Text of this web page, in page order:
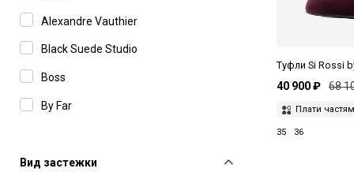
Alexandre Vauthier
Black Suede Studio
Boss
By Far
Diesel
Вид застежки
Туфли Si Rossi
40 900 ₽ 68
Плати
35 36